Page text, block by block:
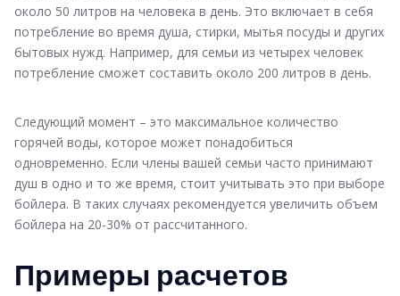
около 50 литров на человека в день. Это включает в себя
потребление во время душа, стирки, мытья посуды и других
бытовых нужд. Например, для семьи из четырех человек
потребление сможет составить около 200 литров в день.
Следующий момент – это максимальное количество
горячей воды, которое может понадобиться
одновременно. Если члены вашей семьи часто принимают
душ в одно и то же время, стоит учитывать это при выборе
бойлера. В таких случаях рекомендуется увеличить объем
бойлера на 20-30% от рассчитанного.
Примеры расчетов